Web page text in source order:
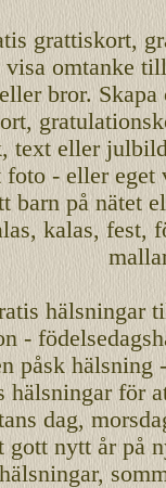
grattiskort,
omtanke
bror.
,
text eller
foto - eller eget
barn på nätet
kalas, fest,
-
påsk
för
dag,
gott nytt årpå
hälsningar,